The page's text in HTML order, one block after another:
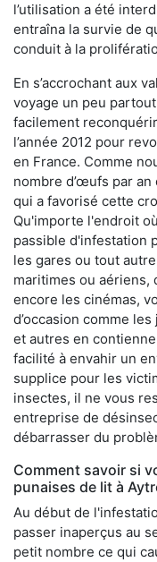
l’utilisation a été
entraîna la survie de
conduit à la
En s’accrochant aux
voyage un peu
facilement
l’année 2012 pour
en France. Comme
nombre d’œufs par
qui a favorisé cette
Qu'importe l'endroit
passible d'infestation
les gares ou tout
maritimes ou aériens,
encore les cinémas,
d’occasion comme
et autres en
facilité à envahir un
supplice pour les
insectes, il ne vous
entreprise de
débarrasser du
Comment savoir si
punaises de lit à
Au début de
passer inaperçus au
petit nombre ce qui